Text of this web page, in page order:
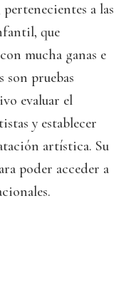
pertenecientes a las
que
mucha ganas e
pruebas
evaluar el
y establecer
artística. Su
poder acceder a